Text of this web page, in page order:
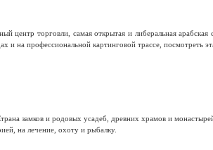
центр торговли, самая открытая и либеральная
и на профессиональной картинговой трассе, посмотреть
замков и родовых усадеб, древних храмов и
на лечение, охоту и рыбалку.